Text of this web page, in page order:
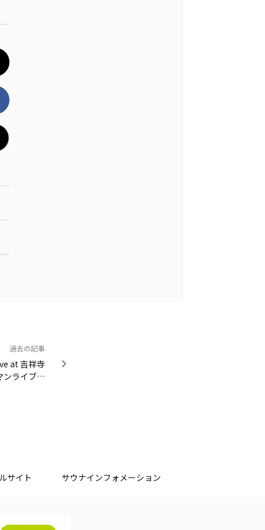
過去の記事
at 吉祥寺
ンライブ決
サイト サウナインフォメーション